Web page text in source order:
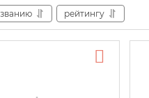
рейтингу